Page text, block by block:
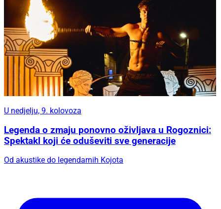
U nedjelju, 9. kolovoza
Legenda o zmaju ponovno oživljava u Rogoznici:
Spektakl koji će oduševiti sve generacije
Od akustike do legendarnih Kojota